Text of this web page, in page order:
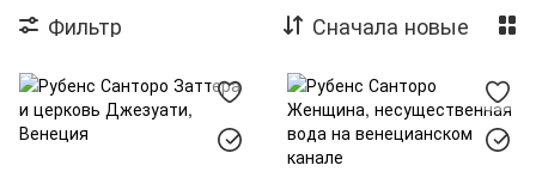
Фильтр Сначала новые